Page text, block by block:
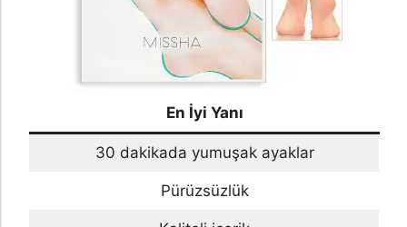
En İyi Yanı
30 dakikada yumuşak ayaklar
Pürüzsüzlük